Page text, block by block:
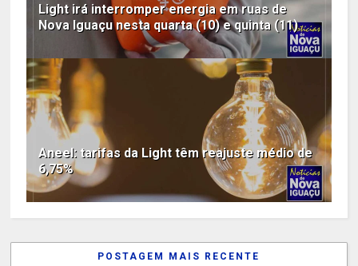
Light irá interromper energia em ruas de
Nova Iguaçu nesta quarta (10) e quinta (11)
Aneel: tarifas da Light têm reajuste médio de
6,75%
POSTAGEM MAIS RECENTE